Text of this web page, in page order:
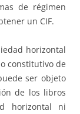
de régimen
un CIF.
horizontal
constitutivo de
ser objeto
de los libros
horizontal ni